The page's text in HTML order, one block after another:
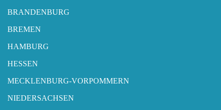
BRANDENBURG
BREMEN
HAMBURG
HESSEN
MECKLENBURG-VORPOMMERN
NIEDERSACHSEN